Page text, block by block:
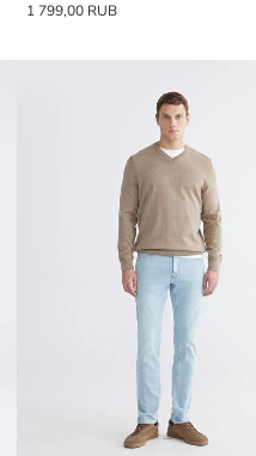
1 799,00 RUB